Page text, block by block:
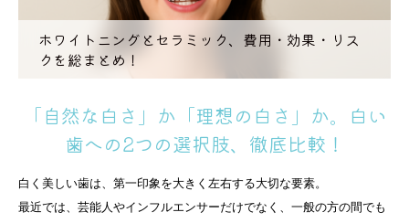
ホワイトニングとセラミック、費用・効果・リス
クを総まとめ！
「自然な白さ」か「理想の白さ」か。白い
歯への2つの選択肢、徹底比較！
白く美しい歯は、第一印象を大きく左右する大切な要素。
最近では、芸能人やインフルエンサーだけでなく、一般の方の間でも